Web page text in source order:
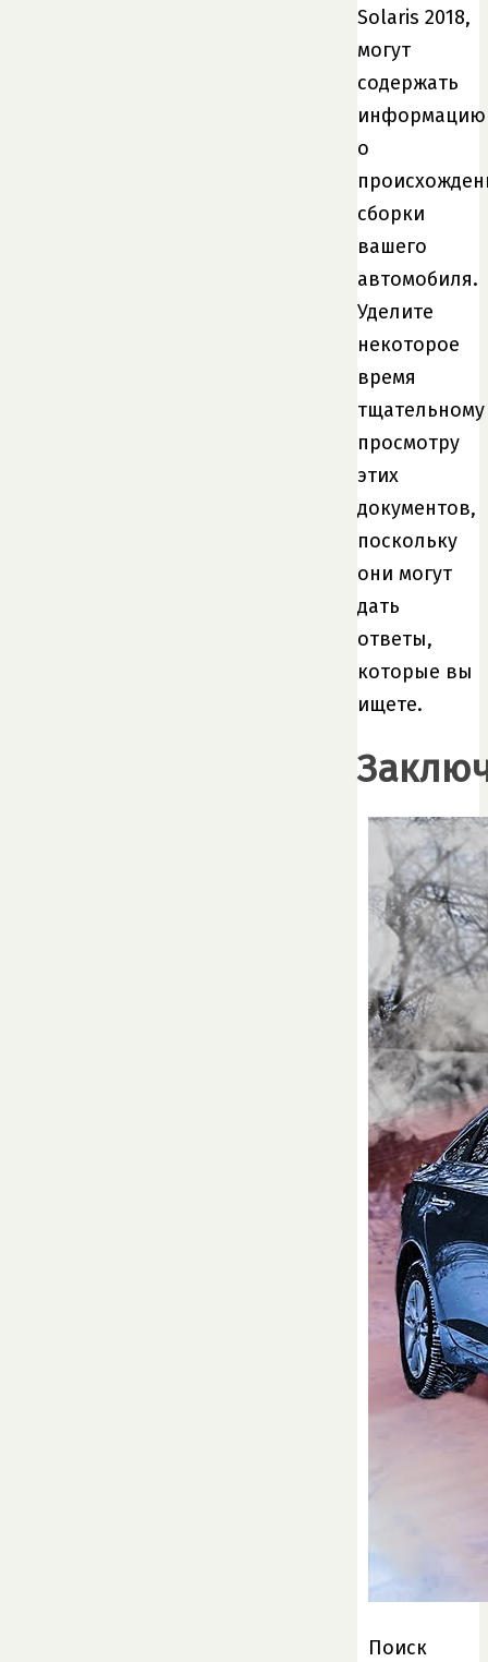
Solaris 2018,
могут
содержать
информацию
о
сборки
вашего
автомобиля.
Уделите
некоторое
время
тщательному
просмотру
этих
документов,
поскольку
они могут
дать
ответы,
которые вы
ищете.
Поиск